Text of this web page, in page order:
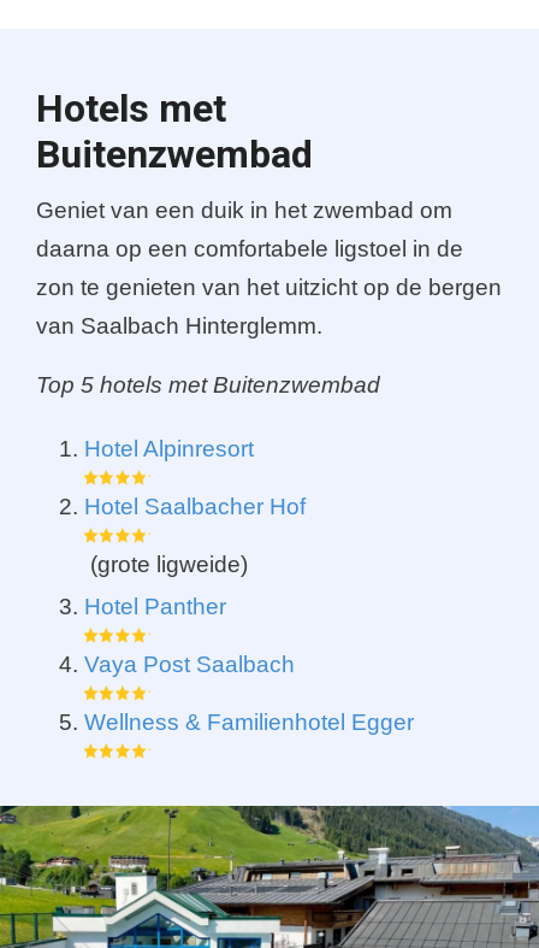
Hotels met
Buitenzwembad
Geniet van een duik in het zwembad om
daarna op een comfortabele ligstoel in de
zon te genieten van het uitzicht op de bergen
van Saalbach Hinterglemm.
Top 5 hotels met Buitenzwembad
Hotel Alpinresort
Hotel Saalbacher Hof
(grote ligweide)
Hotel Panther
Vaya Post Saalbach
Wellness & Familienhotel Egger